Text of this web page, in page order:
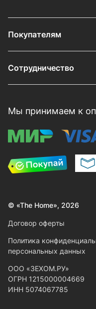
Покупателям
Сотрудничество
Мы принимаем к
© «The Home», 2026
Договор оферты
Политика
персональных данных
ООО «ЗЕХОМ.РУ»
ОГРН 1215000004669
ИНН 5074067785